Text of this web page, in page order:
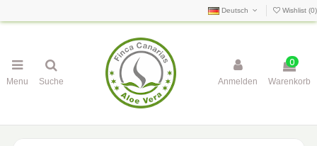
Deutsch Wishlist (0)
Menu Suche Anmelden
0
Warenkorb